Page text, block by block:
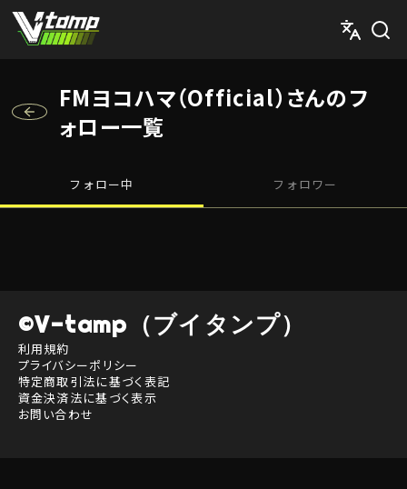
FMヨコハマ（Official）さんのフ
ォロー一覧
フォロー中 フォロワー
©V-tamp（ブイタンプ）
利用規約
プライバシーポリシー
特定商取引法に基づく表記
資金決済法に基づく表示
お問い合わせ